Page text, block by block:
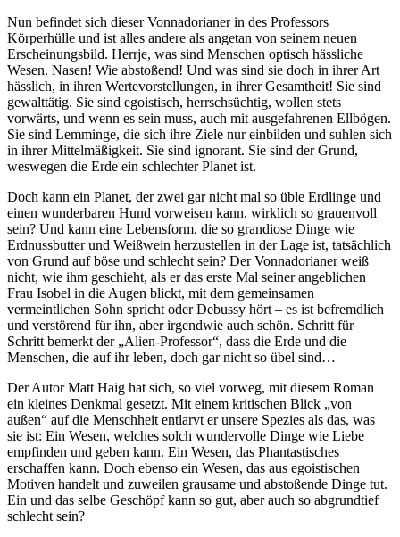
Nun befindet sich dieser Vonnadorianer in des Professors
Körperhülle und ist alles andere als angetan von seinem neuen
Erscheinungsbild. Herrje, was sind Menschen optisch hässliche
Wesen. Nasen! Wie abstoßend! Und was sind sie doch in ihrer Art
hässlich, in ihren Wertevorstellungen, in ihrer Gesamtheit! Sie sind
gewalttätig. Sie sind egoistisch, herrschsüchtig, wollen stets
vorwärts, und wenn es sein muss, auch mit ausgefahrenen Ellbögen.
Sie sind Lemminge, die sich ihre Ziele nur einbilden und suhlen sich
in ihrer Mittelmäßigkeit. Sie sind ignorant. Sie sind der Grund,
weswegen die Erde ein schlechter Planet ist.
Doch kann ein Planet, der zwei gar nicht mal so üble Erdlinge und
einen wunderbaren Hund vorweisen kann, wirklich so grauenvoll
sein? Und kann eine Lebensform, die so grandiose Dinge wie
Erdnussbutter und Weißwein herzustellen in der Lage ist, tatsächlich
von Grund auf böse und schlecht sein? Der Vonnadorianer weiß
nicht, wie ihm geschieht, als er das erste Mal seiner angeblichen
Frau Isobel in die Augen blickt, mit dem gemeinsamen
vermeintlichen Sohn spricht oder Debussy hört – es ist befremdlich
und verstörend für ihn, aber irgendwie auch schön. Schritt für
Schritt bemerkt der „Alien-Professor“, dass die Erde und die
Menschen, die auf ihr leben, doch gar nicht so übel sind…
Der Autor Matt Haig hat sich, so viel vorweg, mit diesem Roman
ein kleines Denkmal gesetzt. Mit einem kritischen Blick „von
außen“ auf die Menschheit entlarvt er unsere Spezies als das, was
sie ist: Ein Wesen, welches solch wundervolle Dinge wie Liebe
empfinden und geben kann. Ein Wesen, das Phantastisches
erschaffen kann. Doch ebenso ein Wesen, das aus egoistischen
Motiven handelt und zuweilen grausame und abstoßende Dinge tut.
Ein und das selbe Geschöpf kann so gut, aber auch so abgrundtief
schlecht sein?